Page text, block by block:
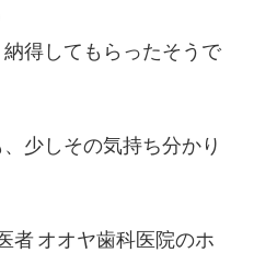
得してもらったそうで
少しその気持ち分かり
者 オオヤ歯科医院のホ